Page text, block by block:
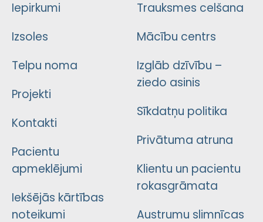
Iepirkumi
Izsoles
Telpu noma
Projekti
Kontakti
Pacientu
apmeklējumi
Iekšējās kārtības
noteikumi
Trauksmes celšana
Mācību centrs
Izglāb dzīvību –
ziedo asinis
Sīkdatņu politika
Privātuma atruna
Klientu un pacientu
rokasgrāmata
Austrumu slimnīcas